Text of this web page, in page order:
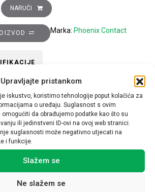
Upravljajte pristankom
iskustvo, koristimo tehnologije poput kolačića za
o uređaju. Suglasnost s ovim
da obrađujemo podatke kao što su
ili jedinstveni ID-ovi na ovoj web stranici.
suglasnosti može negativno utjecati na
i funkcije.
Slažem se
Ne slažem se
umetka, D7 serije, metalno, jedna zakačka
NARUČI
Marka: Phoenix Contact